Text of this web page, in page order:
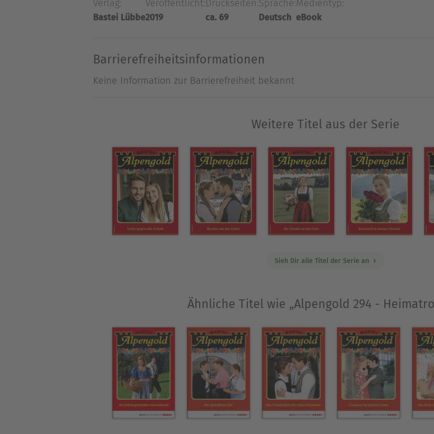
für den Bauern und die Bäuerin selbstverständlich, dass sein Interesse Susi
die unscheinbare Christine verliebt ...
Verlag:
Bastei Lübbe
Veröffentlicht:
2019
Druckseiten:
ca. 69
Sprache:
Deutsch
Medientyp:
eBook
Barrierefreiheitsinformationen
Keine Information zur Barrierefreiheit bekannt
Weitere Titel aus der Serie
Sieh Dir alle Titel der Serie an
Ähnliche Titel wie „Alpengold 294 -